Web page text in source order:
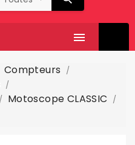

Compteurs
Motoscope CLASSIC